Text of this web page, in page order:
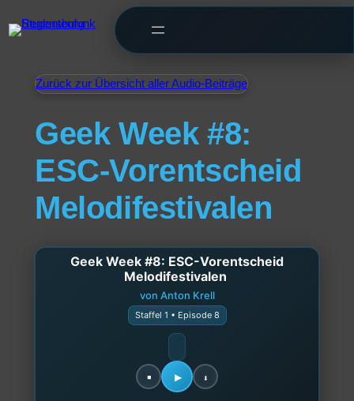
Zurück zur Übersicht aller Audio-Beiträge
Geek Week #8:
ESC-Vorentscheid
Melodifestivalen
Geek Week #8: ESC-Vorentscheid
Melodifestivalen
von Anton Krell
Staffel 1 • Episode 8